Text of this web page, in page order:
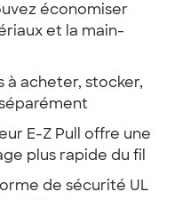
économiser
et la main-
à acheter, stocker,
E-Z Pull offre une
plus rapide du fil
de sécurité UL